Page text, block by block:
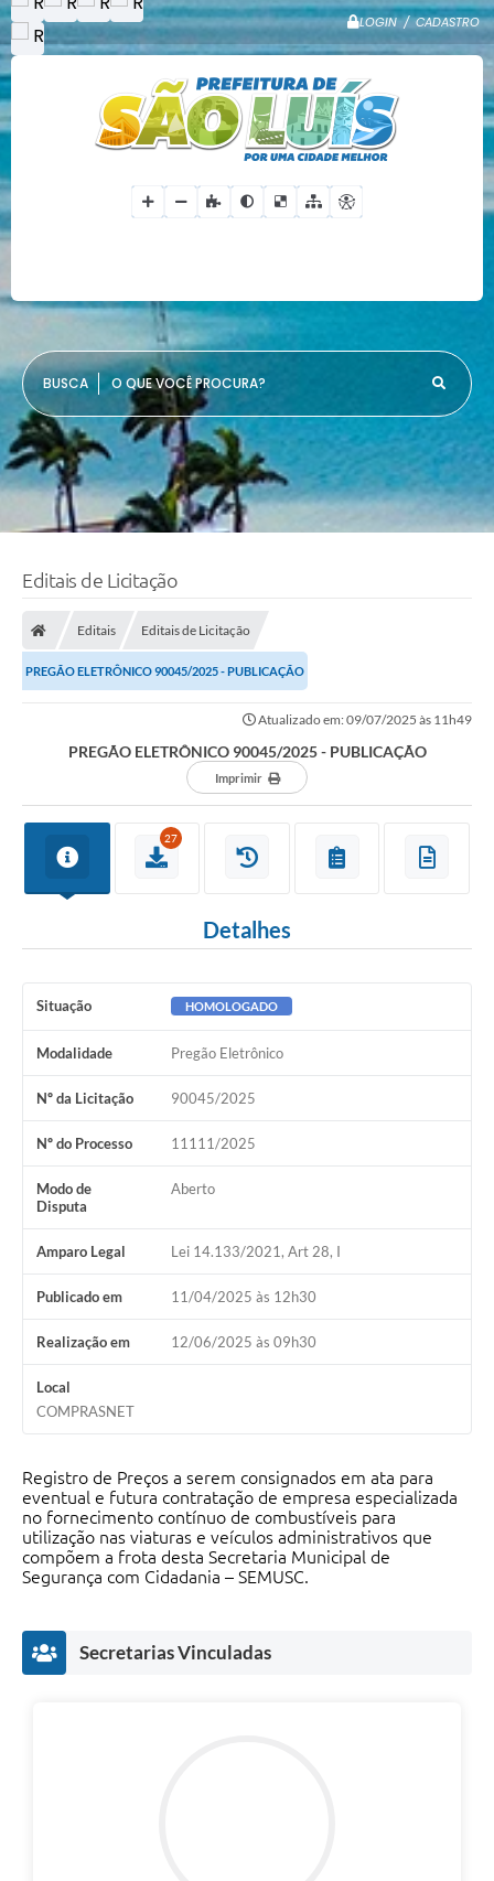
LOGIN / CADASTRO
O QUE VOCÊ PROCURA?
Editais de Licitação
Editais Editais de Licitação
PREGÃO ELETRÔNICO 90045/2025 - PUBLICAÇÃO
Atualizado em: 09/07/2025 às 11h49
PREGÃO ELETRÔNICO 90045/2025 - PUBLICAÇÃO
Imprimir
27
Detalhes
Situação HOMOLOGADO
Modalidade Pregão Eletrônico
Nº da Licitação 90045/2025
Nº do Processo 11111/2025
Modo de
Disputa
Aberto
Amparo Legal Lei 14.133/2021, Art 28, I
Publicado em 11/04/2025 às 12h30
Realização em 12/06/2025 às 09h30
Local
COMPRASNET
Registro de Preços a serem consignados em ata para
eventual e futura contratação de empresa especializada
no fornecimento contínuo de combustíveis para
utilização nas viaturas e veículos administrativos que
compõem a frota desta Secretaria Municipal de
Segurança com Cidadania – SEMUSC.
Secretarias Vinculadas